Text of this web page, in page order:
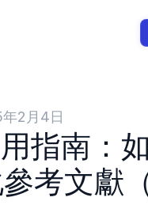
2月4日
指南：
考文獻